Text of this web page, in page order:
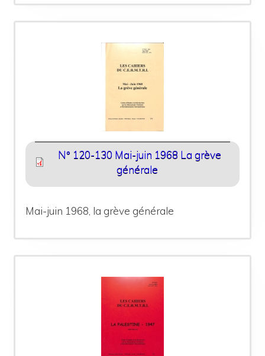
N° 120-130 Mai-juin 1968 La grève
générale
Mai-juin 1968, la grève générale